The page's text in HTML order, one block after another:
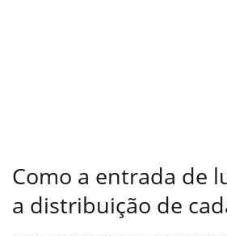
Como a entrada de
a distribuição de